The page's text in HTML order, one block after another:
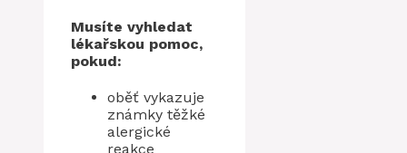
Musíte vyhledat
lékařskou pomoc,
pokud:
oběť vykazuje
známky těžké
alergické
reakce